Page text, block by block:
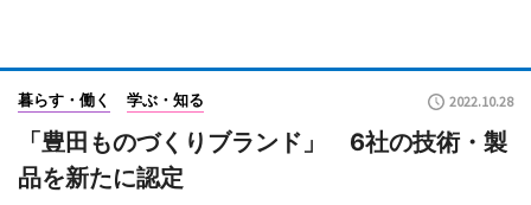
暮らす・働く 学ぶ・知る 2022.10.28
「豊田ものづくりブランド」 6社の技術・製
品を新たに認定